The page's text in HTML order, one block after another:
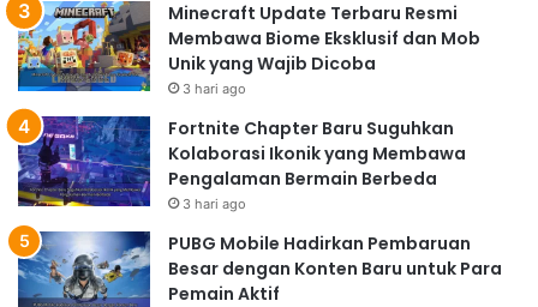
Minecraft Update Terbaru Resmi
Membawa Biome Eksklusif dan Mob
Unik yang Wajib Dicoba
3 hari ago
Fortnite Chapter Baru Suguhkan
Kolaborasi Ikonik yang Membawa
Pengalaman Bermain Berbeda
3 hari ago
PUBG Mobile Hadirkan Pembaruan
Besar dengan Konten Baru untuk Para
Pemain Aktif